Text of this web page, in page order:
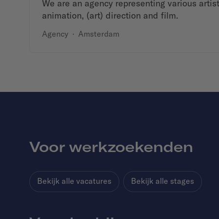
We are an agency representing various
animation, (art) direction and film.
Agency · Amsterdam
Voor werkzoekenden
Bekijk alle vacatures Bekijk alle stages